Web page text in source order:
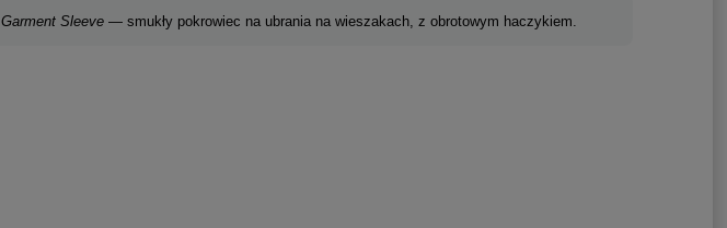
Garment Sleeve— smukły pokrowiec na ubrania na wieszakach, z obrotowym haczykiem.